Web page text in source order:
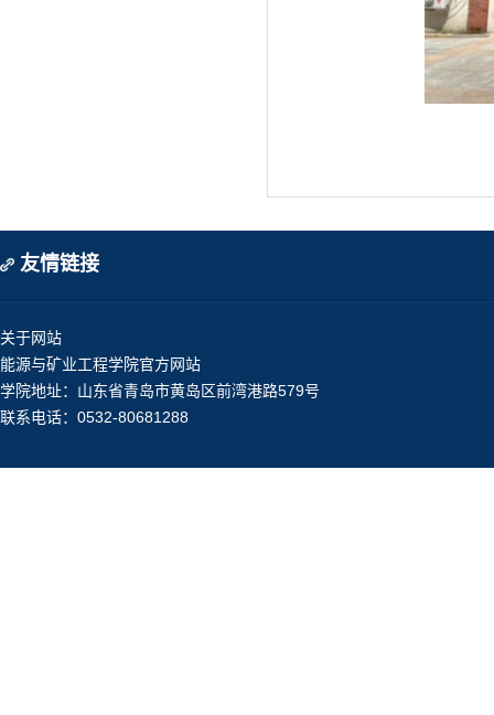
友情链接
关于网站
能源与矿业工程学院官方网站
学院地址：山东省青岛市黄岛区前湾港路579号
联系电话：0532-80681288